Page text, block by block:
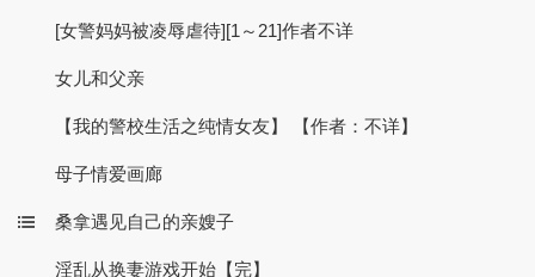
[女警妈妈被凌辱虐待][1～21]作者不详
女儿和父亲
【我的警校生活之纯情女友】 【作者：不详】
母子情爱画廊
桑拿遇见自己的亲嫂子
淫乱从换妻游戏开始【完】